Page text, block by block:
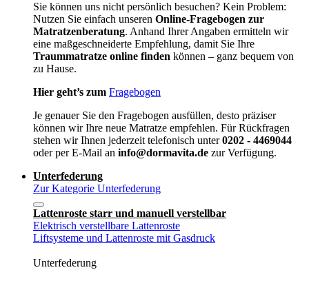
Sie können uns nicht persönlich besuchen? Kein Problem:
Nutzen Sie einfach unseren Online-Fragebogen zur
Matratzenberatung. Anhand Ihrer Angaben ermitteln wir
eine maßgeschneiderte Empfehlung, damit Sie Ihre
Traummatratze online finden können – ganz bequem von
zu Hause.
Hier geht’s zum Fragebogen
Je genauer Sie den Fragebogen ausfüllen, desto präziser
können wir Ihre neue Matratze empfehlen. Für Rückfragen
stehen wir Ihnen jederzeit telefonisch unter0202 - 4469044
oder per E-Mail an info@dormavita.de zur Verfügung.
Unterfederung
Zur Kategorie Unterfederung
Lattenroste starr und manuell verstellbar
Elektrisch verstellbare Lattenroste
Liftsysteme und Lattenroste mit Gasdruck
Unterfederung